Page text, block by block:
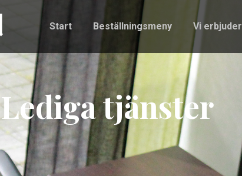
Start Beställningsmeny Vi erbjuder
Lediga tjänster
Beställningsmeny Vi erbjuder